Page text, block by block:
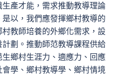
產才能，需求推動教導理論
以，我們應發揮鄉村教導的
教師培養的外鄉化需求，設
劃。推動師范教導課程供給
鄉村生涯力、適應力、回應
學、鄉村教導學、鄉村情境